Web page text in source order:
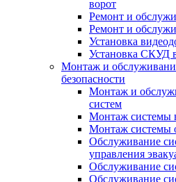
ворот
Ремонт и
Ремонт и
Установка
Установка СКУД
Монтаж и
безопасности
Монтаж и
систем
Монтаж системы
Монтаж системы
Обслуживание
управления
Обслуживание
Обслуживание